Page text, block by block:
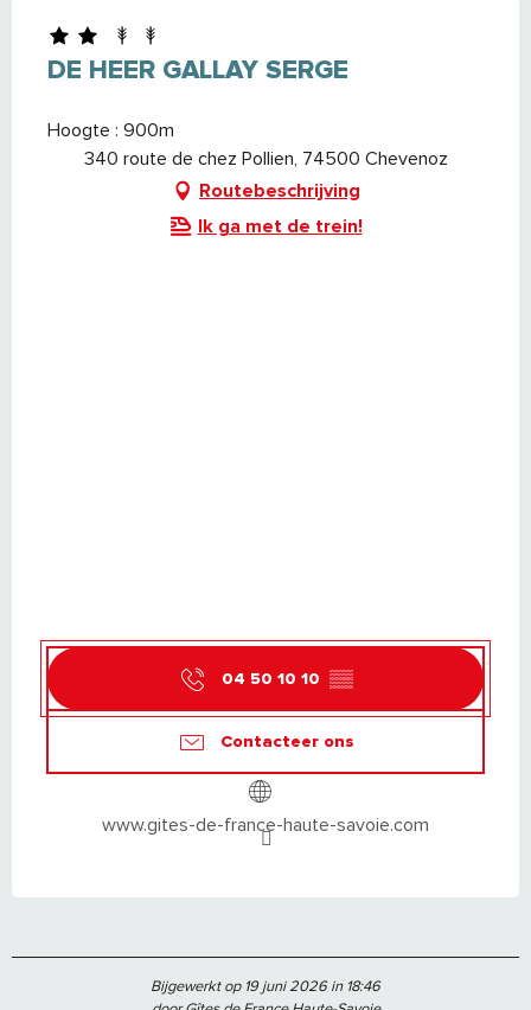
DE HEER GALLAY SERGE
Hoogte : 900m
340 route de chez Pollien, 74500 Chevenoz
Routebeschrijving
Ik ga met de trein!
04 50 10 10 ▒▒
Contacteer ons
www.gites-de-france-haute-savoie.com
Bijgewerkt op 19 juni 2026 in 18:46